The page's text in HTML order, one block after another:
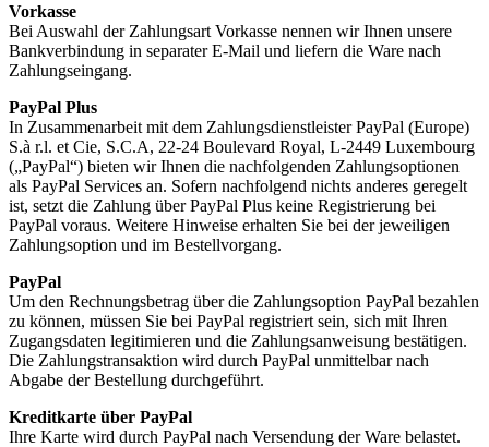
Vorkasse
Bei Auswahl der Zahlungsart Vorkasse nennen wir Ihnen unsere
Bankverbindung in separater E-Mail und liefern die Ware nach
Zahlungseingang.
PayPal Plus
In Zusammenarbeit mit dem Zahlungsdienstleister PayPal (Europe)
S.à r.l. et Cie, S.C.A, 22-24 Boulevard Royal, L-2449 Luxembourg
(„PayPal“) bieten wir Ihnen die nachfolgenden Zahlungsoptionen
als PayPal Services an. Sofern nachfolgend nichts anderes geregelt
ist, setzt die Zahlung über PayPal Plus keine Registrierung bei
PayPal voraus. Weitere Hinweise erhalten Sie bei der jeweiligen
Zahlungsoption und im Bestellvorgang.
PayPal
Um den Rechnungsbetrag über die Zahlungsoption PayPal bezahlen
zu können, müssen Sie bei PayPal registriert sein, sich mit Ihren
Zugangsdaten legitimieren und die Zahlungsanweisung bestätigen.
Die Zahlungstransaktion wird durch PayPal unmittelbar nach
Abgabe der Bestellung durchgeführt.
Kreditkarte über PayPal
Ihre Karte wird durch PayPal nach Versendung der Ware belastet.